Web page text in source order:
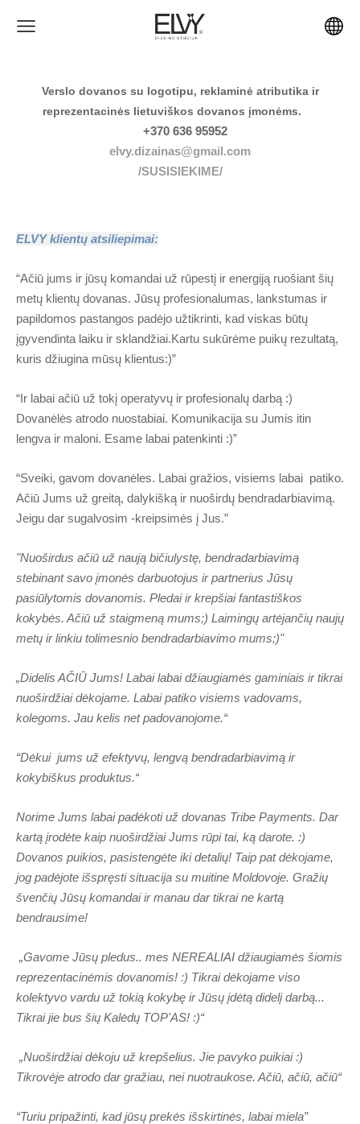
Verslo dovanos su logotipu, reklaminė atributika ir
reprezentacinės lietuviškos dovanos įmonėms.
+370 636 95952
elvy.dizainas@gmail.com
/SUSISIEKIME/
ELVY klientų atsiliepimai:
“Ačiū jums ir jūsų komandai už rūpestį ir energiją ruošiant šių
metų klientų dovanas. Jūsų profesionalumas, lankstumas ir
papildomos pastangos padėjo užtikrinti, kad viskas būtų
įgyvendinta laiku ir sklandžiai.Kartu sukūrėme puikų rezultatą,
kuris džiugina mūsų klientus:)”
“Ir labai ačiū už tokį operatyvų ir profesionalų darbą :)
Dovanėlės atrodo nuostabiai. Komunikacija su Jumis itin
lengva ir maloni. Esame labai patenkinti :)”
“Sveiki, gavom dovanėles. Labai gražios, visiems labai patiko.
Ačiū Jums už greitą, dalykišką ir nuoširdų bendradarbiavimą.
Jeigu dar sugalvosim -kreipsimės į Jus.”
"Nuoširdus ačiū už naują bičiulystę, bendradarbiavimą
stebinant savo įmonės darbuotojus ir partnerius Jūsų
pasiūlytomis dovanomis. Pledai ir krepšiai fantastiškos
kokybės. Ačiū už staigmeną mums;) Laimingų artėjančių naujų
metų ir linkiu tolimesnio bendradarbiavimo mums;)"
„Didelis AČIŪ Jums! Labai labai džiaugiamės gaminiais ir tikrai
nuoširdžiai dėkojame. Labai patiko visiems vadovams,
kolegoms. Jau kelis net padovanojome.“
“Dėkui jums už efektyvų, lengvą bendradarbiavimą ir
kokybiškus produktus.“
Norime Jums labai padėkoti už dovanas Tribe Payments. Dar
kartą įrodėte kaip nuoširdžiai Jums rūpi tai, ką darote. :)
Dovanos puikios, pasistengėte iki detalių! Taip pat dėkojame,
jog padėjote išspręsti situacija su muitine Moldovoje. Gražių
švenčių Jūsų komandai ir manau dar tikrai ne kartą
bendrausime!
„Gavome Jūsų pledus.. mes NEREALIAI džiaugiamės šiomis
reprezentacinėmis dovanomis! :) Tikrai dėkojame viso
kolektyvo vardu už tokią kokybę ir Jūsų įdėtą didelį darbą...
Tikrai jie bus šių Kalėdų TOP'AS! :)“
„Nuoširdžiai dėkoju už krepšelius. Jie pavyko puikiai :)
Tikrovėje atrodo dar gražiau, nei nuotraukose. Ačiū, ačiū, ačiū“
“Turiu pripažinti, kad jūsų prekės išskirtinės, labai miela”